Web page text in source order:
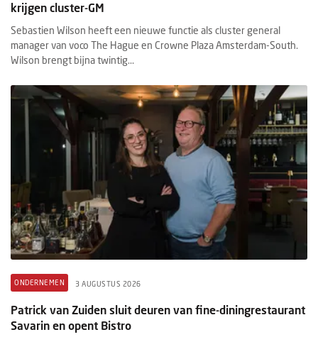
krijgen cluster-GM
Sebastien Wilson heeft een nieuwe functie als cluster general
manager van voco The Hague en Crowne Plaza Amsterdam-South.
Wilson brengt bijna twintig...
ONDERNEMEN 3 AUGUSTUS 2026
Patrick van Zuiden sluit deuren van fine-diningrestaurant
Savarin en opent Bistro